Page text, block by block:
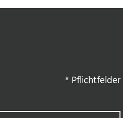
* Pflichtfelder